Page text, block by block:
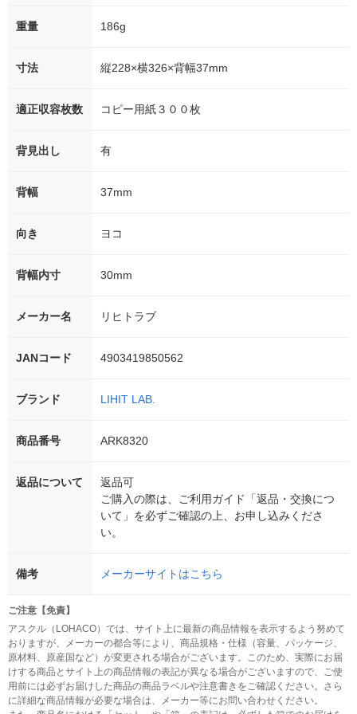
重量 186g
寸法 縦228×横326×背幅37mm
適正収容枚数 コピー用紙３００枚
背見出し 有
背幅 37mm
向き ヨコ
背幅内寸 30mm
メーカー名 リヒトラブ
JANコード 4903419850562
ブランド LIHIT LAB.
商品番号 ARK8320
返品について
返品可
ご購入の際は、ご利用ガイド「返品・交換につ
いて」を必ずご確認の上、お申し込みくださ
い。
備考 メーカーサイトはこちら
ご注意【免責】
アスクル（LOHACO）では、サイト上に最新の商品情報を表示するよう努めて
おりますが、メーカーの都合等により、商品規格・仕様（容量、パッケージ、
原材料、原産国など）が変更される場合がございます。このため、実際にお届
けする商品とサイト上の商品情報の表記が異なる場合がございますので、ご使
用前には必ずお届けした商品の商品ラベルや注意書きをご確認ください。さら
に詳細な商品情報が必要な場合は、メーカー等にお問い合わせください。